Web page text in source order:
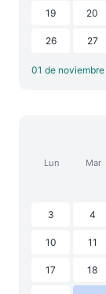
19 20
26 27
01 de noviembre
Lun Mar
3 4
10 11
17 18